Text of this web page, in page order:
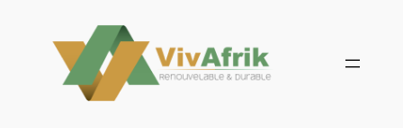
contenu